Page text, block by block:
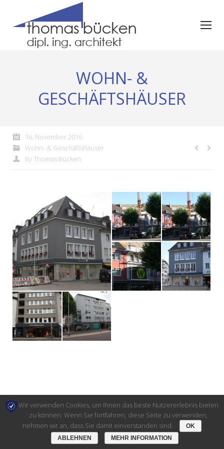
WOHN- &
GESCHÄFTSHÄUSER
16. November 2016
Wohn- & Geschäftshäuser
ByThomas Bücken
Ⓒ Architekt Thomas Bücken 2017. All rights reserved. Webdesign: drxlr
Impressum| Datenschutz|Disclaimer
Wir verwenden Cookies, um Ihnen das beste Nutzererlebnis bieten
zu können. Wenn Sie fortfahren, diese Seite zu verwenden,
nehmen wir an, dass Sie damit einverstanden sind.
OK
ABLEHNEN
MEHR INFORMATION